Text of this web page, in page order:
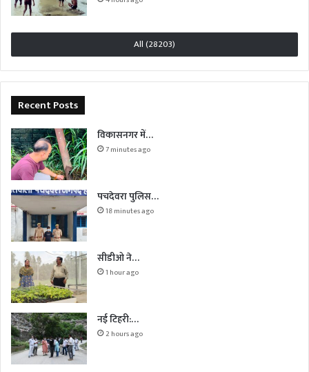
All (28203)
Recent Posts
विकासनगर में…
7 minutes ago
पचदेवरा पुलिस…
18 minutes ago
सीडीओ ने…
1 hour ago
नई टिहरी:…
2 hours ago